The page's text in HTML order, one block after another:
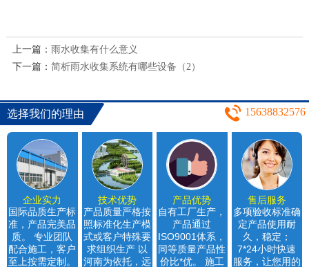
上一篇： 雨水收集有什么意义
下一篇： 简析雨水收集系统有哪些设备（2）
选择我们的理由 15638832576
企业实力
国际品质生产标
准，产品完美品
质。 专业团队
配合施工，客户
至上按需定制。
技术优势
产品质量严格按
照标准化生产模
式或客户特殊要
求组织生产 以
河南为依托，远
产品优势
自有工厂生产，
产品通过
ISO9001体系，
同等质量产品性
价比*优。 施工
售后服务
多项验收标准确
定产品使用耐
久，稳定；
7*24小时快速
服务，让您用的